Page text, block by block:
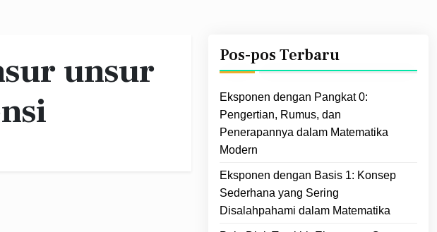
unsur
Pos-pos Terbaru
Eksponen dengan Pangkat 0:
Pengertian, Rumus, dan
Penerapannya dalam Matematika
Modern
Eksponen dengan Basis 1: Konsep
Sederhana yang Sering
Disalahpahami dalam Matematika